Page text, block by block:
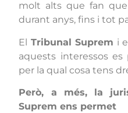
molt alts que fan
durant anys, fins i tot
El Tribunal Suprem i
aquests interessos es
per la qual cosa tens
Però, a més, la
Suprem ens permet